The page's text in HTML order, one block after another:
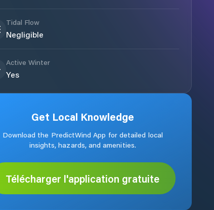
Tidal Flow
Negligible
Active Winter
Yes
Get Local Knowledge
Download the PredictWind App for detailed local
insights, hazards, and amenities.
Télécharger l'application gratuite